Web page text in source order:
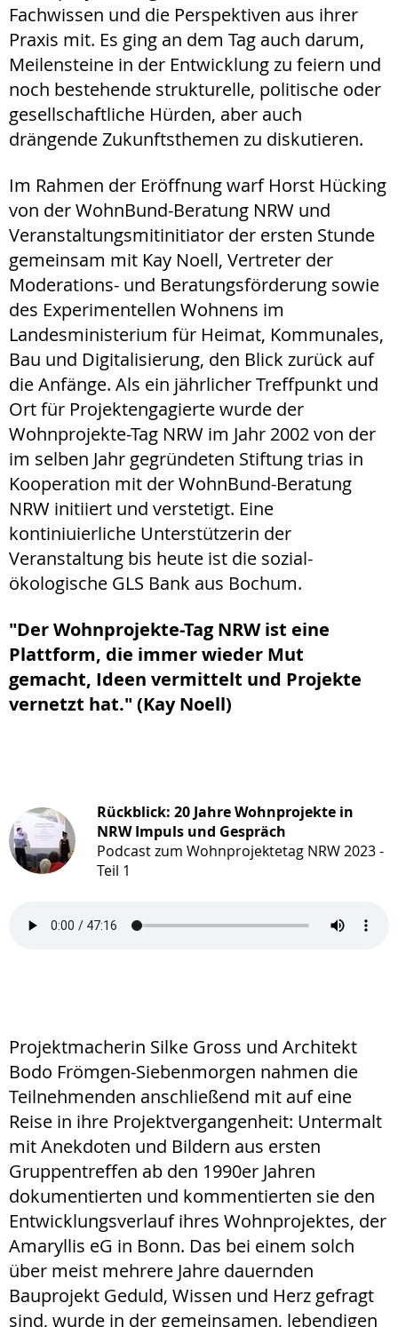
Fachwissen und die Perspektiven aus ihrer
Praxis mit. Es ging an dem Tag auch darum,
Meilensteine in der Entwicklung zu feiern und
noch bestehende strukturelle, politische oder
gesellschaftliche Hürden, aber auch
drängende Zukunftsthemen zu diskutieren.
Im Rahmen der Eröffnung warf Horst Hücking
von der WohnBund-Beratung NRW und
Veranstaltungsmitinitiator der ersten Stunde
gemeinsam mit Kay Noell, Vertreter der
Moderations- und Beratungsförderung sowie
des Experimentellen Wohnens im
Landesministerium für Heimat, Kommunales,
Bau und Digitalisierung, den Blick zurück auf
die Anfänge. Als ein jährlicher Treffpunkt und
Ort für Projektengagierte wurde der
Wohnprojekte-Tag NRW im Jahr 2002 von der
im selben Jahr gegründeten Stiftung trias in
Kooperation mit der WohnBund-Beratung
NRW initiiert und verstetigt. Eine
kontiniuierliche Unterstützerin der
Veranstaltung bis heute ist die sozial-
ökologische GLS Bank aus Bochum.
"Der Wohnprojekte-Tag NRW ist eine
Plattform, die immer wieder Mut
gemacht, Ideen vermittelt und Projekte
vernetzt hat." (Kay Noell)
Rückblick: 20 Jahre Wohnprojekte in
NRW Impuls und Gespräch
Podcast zum Wohnprojektetag NRW 2023 -
Teil 1
Projektmacherin Silke Gross und Architekt
Bodo Frömgen-Siebenmorgen nahmen die
Teilnehmenden anschließend mit auf eine
Reise in ihre Projektvergangenheit: Untermalt
mit Anekdoten und Bildern aus ersten
Gruppentreffen ab den 1990er Jahren
dokumentierten und kommentierten sie den
Entwicklungsverlauf ihres Wohnprojektes, der
Amaryllis eG in Bonn. Das bei einem solch
über meist mehrere Jahre dauernden
Bauprojekt Geduld, Wissen und Herz gefragt
sind, wurde in der gemeinsamen, lebendigen